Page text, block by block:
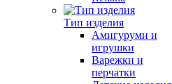
Тип изделия
Амигуруми и
игрушки
Варежки и
перчатки